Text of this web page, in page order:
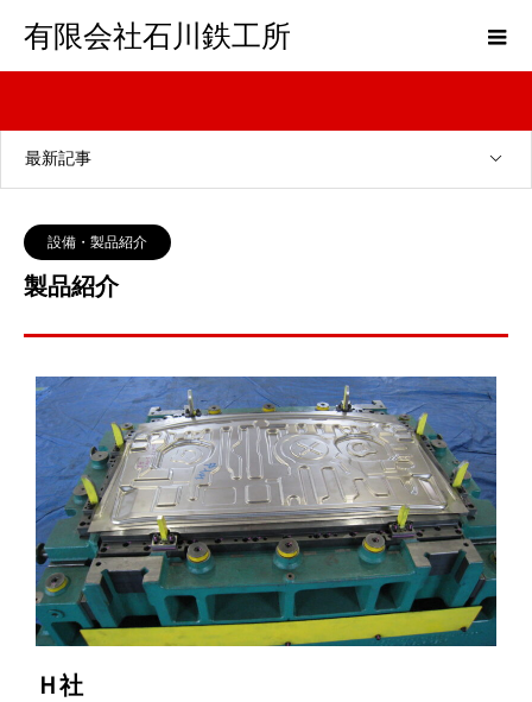
有限会社石川鉄工所
最新記事
設備・製品紹介
製品紹介
Ｈ社